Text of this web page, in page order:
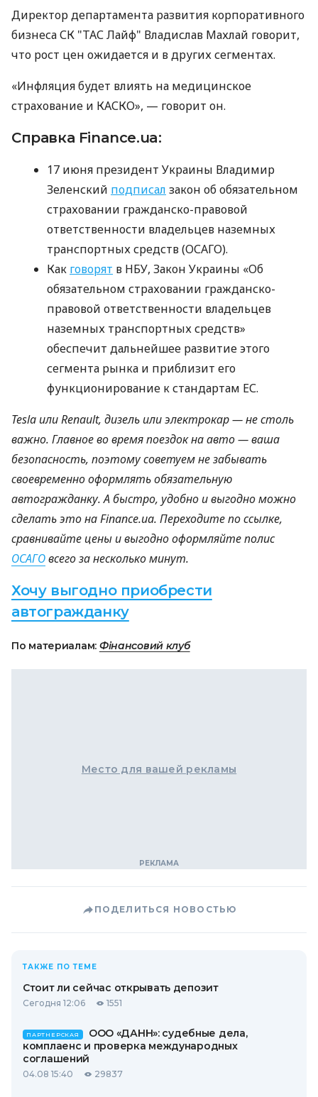
Директор департамента развития корпоративного
бизнеса СК ​​"ТАС Лайф" Владислав Махлай говорит,
что рост цен ожидается и в других сегментах.
«Инфляция будет влиять на медицинское
страхование и КАСКО», — говорит он.
Справка Finance.ua:
17 июня президент Украины Владимир
Зеленский подписал закон об обязательном
страховании гражданско-правовой
ответственности владельцев наземных
транспортных средств (ОСАГО).
Как говорят в НБУ, Закон Украины «Об
обязательном страховании гражданско-
правовой ответственности владельцев
наземных транспортных средств»
обеспечит дальнейшее развитие этого
сегмента рынка и приблизит его
функционирование к стандартам ЕС.
Tesla или Renault, дизель или электрокар — не столь
важно. Главное во время поездок на авто — ваша
безопасность, поэтому советуем не забывать
своевременно оформлять обязательную
автогражданку. А быстро, удобно и выгодно можно
сделать это на Finance.ua. Переходите по ссылке,
сравнивайте цены и выгодно оформляйте полис
ОСАГОвсего за несколько минут.
Хочу выгодно приобрести
автогражданку
По материалам: Фінансовий клуб
Место для вашей рекламы
ПОДЕЛИТЬСЯ НОВОСТЬЮ
ТАКЖЕ ПО ТЕМЕ
Стоит ли сейчас открывать депозит
Сегодня 12:06 1551
ПАРТНЕРСКАЯ
ООО «ДАНН»: судебные дела,
комплаенс и проверка международных
соглашений
04.08 15:40 29837